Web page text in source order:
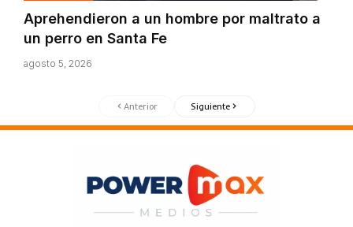
Aprehendieron a un hombre por maltrato a
un perro en Santa Fe
agosto 5, 2026
Anterior Siguiente